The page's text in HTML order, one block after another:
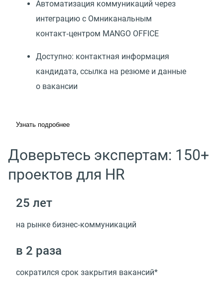
Автоматизация коммуникаций через
интеграцию с Омниканальным
контакт‑центром MANGO OFFICE
Доступно: контактная информация
кандидата, ссылка на резюме и данные
о вакансии
Узнать подробнее
Доверьтесь экспертам: 150+
проектов для HR
25 лет
на рынке бизнес‑коммуникаций
в 2 раза
сократился срок закрытия вакансий*